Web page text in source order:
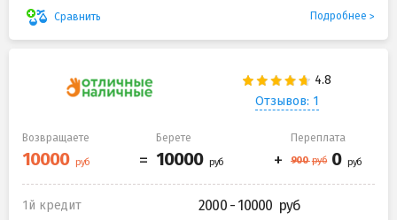
Сравнить Подробнее
Отзывов: 1
Возвращаете Берете Переплата
1й кредит
2000 - 10000